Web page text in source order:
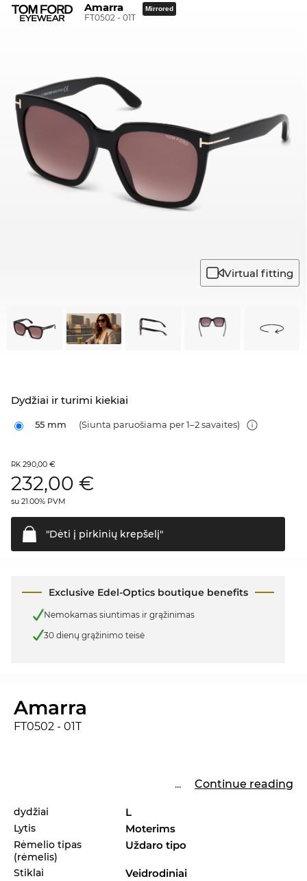
Amarra
FT0502 - 01T
Mirrored
Virtual fitting
Dydžiai ir turimi kiekiai
55 mm (Siunta paruošiama per 1–2 savaites)
RK 290,00 €
232,00 €
su 21.00% PVM
"Dėti į pirkinių krepšelį"
Exclusive Edel-Optics boutique benefits
Nemokamas siuntimas ir grąžinimas
30 dienų grąžinimo teisė
Amarra
FT0502 - 01T
... Continue reading
dydžiai L
Lytis Moterims
Rėmelio tipas
(rėmelis)
Uždaro tipo
Stiklai Veidrodiniai